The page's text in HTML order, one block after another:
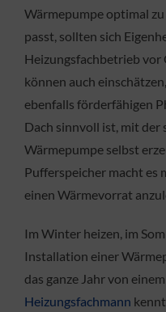
Wärmepumpe optimal
passt, sollten sich
Heizungsfachbetrieb vor
können auch
ebenfalls förderfähigen
Dach sinnvoll ist, mit
Wärmepumpe selbst
Pufferspeicher macht es
einen Wärmevorrat
Im Winter heizen, im
Installation einer
das ganze Jahr von
Heizungsfachmann